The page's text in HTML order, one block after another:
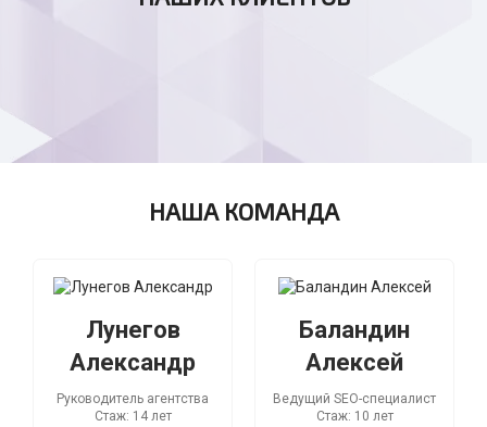
исключений. Рекомендую Онегин-
НАША КОМАНДА
Лунегов
Александр
Руководитель агентства
Стаж: 14 лет
Баландин
Алексей
Ведущий SEO-специалист
Стаж: 10 лет